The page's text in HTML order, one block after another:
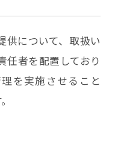
供について、取扱い
任者を配置しており
を実施させること